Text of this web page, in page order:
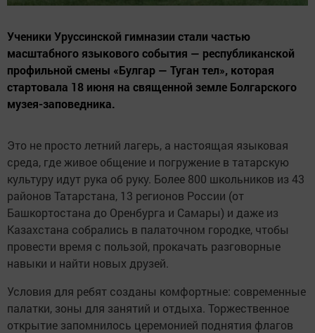
Ученики Уруссинской гимназии стали частью
масштабного языкового события — республиканской
профильной смены «Булгар — Туган тел», которая
стартовала 18 июня на священной земле Болгарского
музея-заповедника.
Это не просто летний лагерь, а настоящая языковая
среда, где живое общение и погружение в татарскую
культуру идут рука об руку. Более 800 школьников из 43
районов Татарстана, 13 регионов России (от
Башкортостана до Оренбурга и Самары) и даже из
Казахстана собрались в палаточном городке, чтобы
провести время с пользой, прокачать разговорные
навыки и найти новых друзей.
Условия для ребят созданы комфортные: современные
палатки, зоны для занятий и отдыха. Торжественное
открытие запомнилось церемонией поднятия флагов